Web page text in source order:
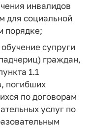
инвалидов
для социальной
порядке;
супруги
граждан,
1.1
погибших
по договорам
услуг по